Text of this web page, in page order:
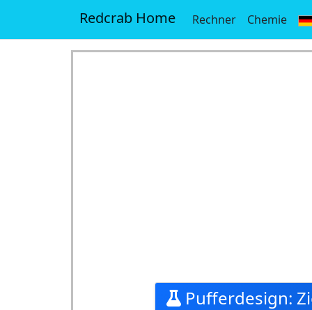
Redcrab Home Rechner Chemie
Pufferdesign: